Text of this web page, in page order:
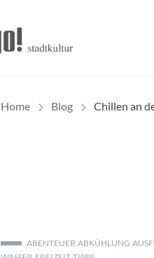
Home Blog Chillen an
ABENTEUER ABKÜHLUNG